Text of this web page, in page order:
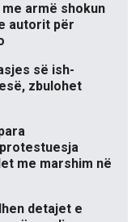
armë shokun
autorit për
së ish-
zbulohet
me marshim në
detajet e